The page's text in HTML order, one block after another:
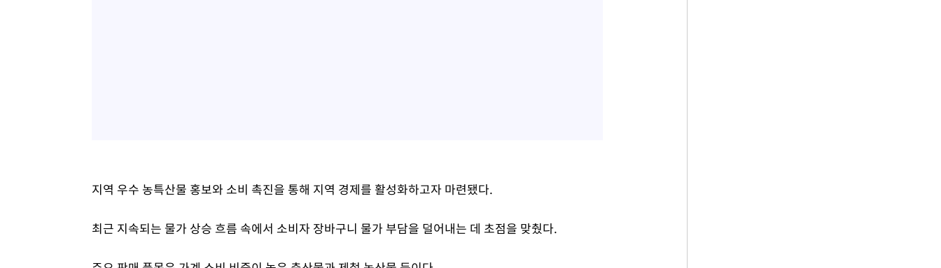
지역 우수 농특산물 홍보와 소비 촉진을 통해 지역 경제를 활성화하고자 마련됐다.
최근 지속되는 물가 상승 흐름 속에서 소비자 장바구니 물가 부담을 덜어내는 데 초점을 맞췄다.